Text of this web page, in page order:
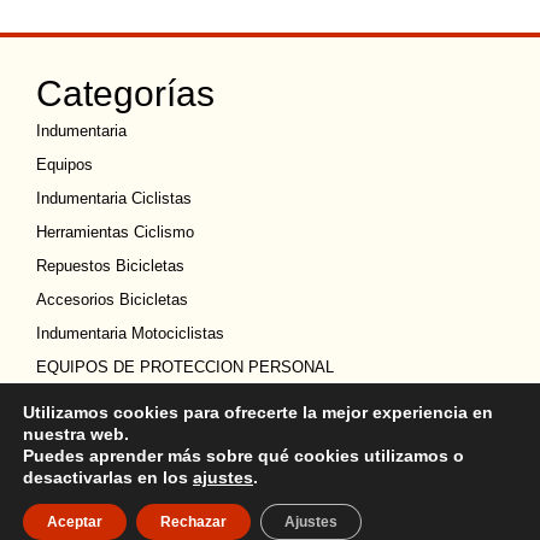
Categorías
Indumentaria
Equipos
Indumentaria Ciclistas
Herramientas Ciclismo
Repuestos Bicicletas
Accesorios Bicicletas
Indumentaria Motociclistas
EQUIPOS DE PROTECCION PERSONAL
Legal
Política de privacidad
Términos y condiciones
Política de Cookies
Utilizamos cookies para ofrecerte la mejor experiencia en
nuestra web.
Puedes aprender más sobre qué cookies utilizamos o
desactivarlas en los ajustes.
Aceptar Rechazar Ajustes